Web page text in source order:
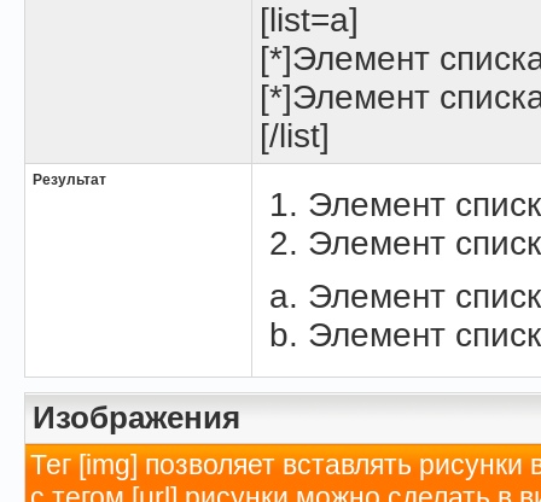
[list=a]
[*]Элемент
[*]Элемент
[/list]
Результат
Элемент
Элемент
Элемент
Элемент
Изображения
Тег [img] позволяет вставлять